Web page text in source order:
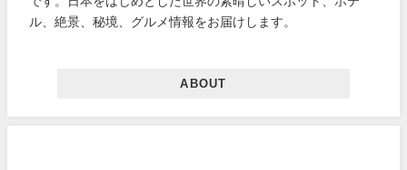
ル、絶景、秘境、グルメ情報をお届けします。
ABOUT